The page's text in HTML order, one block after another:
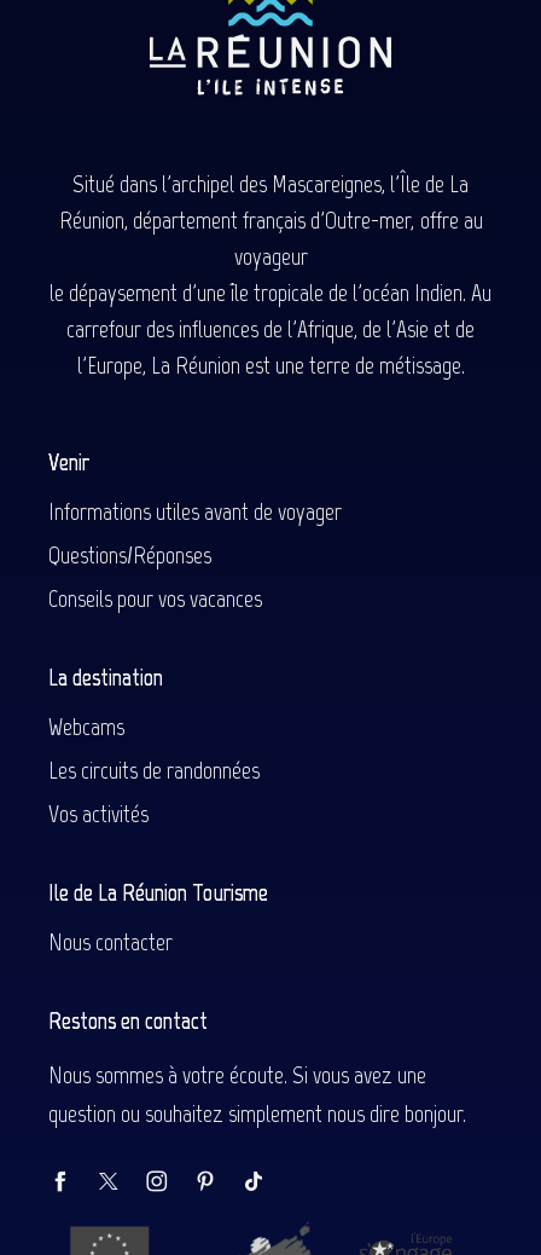
Situé dans l'archipel des Mascareignes, l'Île de La
Réunion, département français d'Outre-mer, offre au
voyageur
le dépaysement d'une île tropicale de l'océan Indien. Au
carrefour des influences de l'Afrique, de l'Asie et de
l'Europe, La Réunion est une terre de métissage.
Venir
Informations utiles avant de voyager
Questions/Réponses
Conseils pour vos vacances
La destination
Webcams
Les circuits de randonnées
Vos activités
Ile de La Réunion Tourisme
Nous contacter
Restons en contact
Nous sommes à votre écoute. Si vous avez une
question ou souhaitez simplement nous dire bonjour.